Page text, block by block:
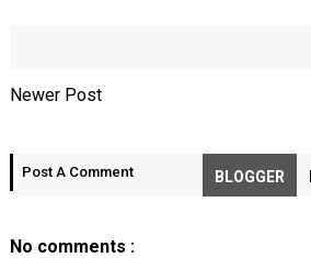
Newer Post
Post A Comment BLOGGER
No comments :